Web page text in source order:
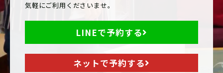
気軽にご利用くださいませ。
LINEで予約する
ネットで予約する